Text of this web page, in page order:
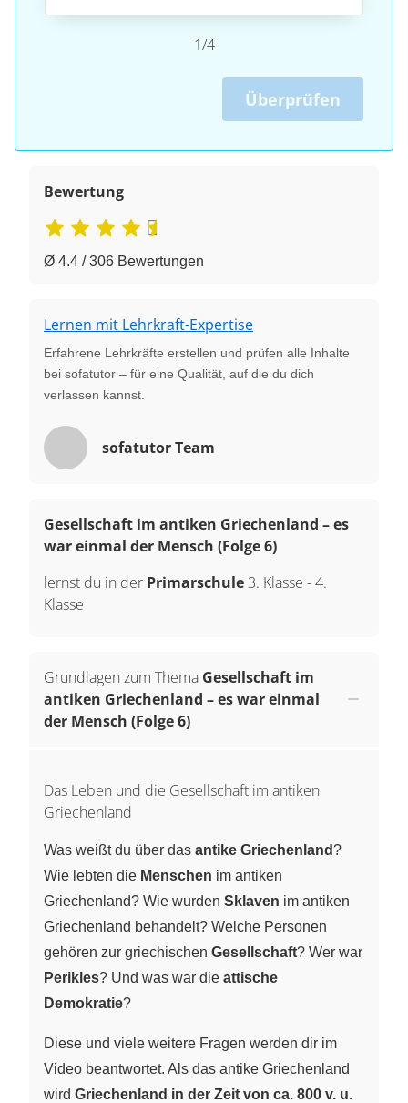
1/4
Überprüfen
Bewertung
Ø 4.4 / 306 Bewertungen
Lernen mit Lehrkraft-Expertise
Erfahrene Lehrkräfte erstellen und prüfen alle Inhalte
bei sofatutor – für eine Qualität, auf die du dich
verlassen kannst.
sofatutor Team
Gesellschaft im antiken Griechenland – es
war einmal der Mensch (Folge 6)
lernst du in der Primarschule 3. Klasse -4.
Klasse
Grundlagen zum Thema Gesellschaft im
antiken Griechenland – es war einmal
der Mensch (Folge 6)
Das Leben und die Gesellschaft im antiken
Griechenland
Was weißt du über das antike Griechenland?
Wie lebten die Menschen im antiken
Griechenland? Wie wurden Sklaven im antiken
Griechenland behandelt? Welche Personen
gehören zur griechischen Gesellschaft? Wer war
Perikles? Und was war die attische
Demokratie?
Diese und viele weitere Fragen werden dir im
Video beantwortet. Als das antike Griechenland
wird Griechenland in der Zeit von ca. 800 v. u.